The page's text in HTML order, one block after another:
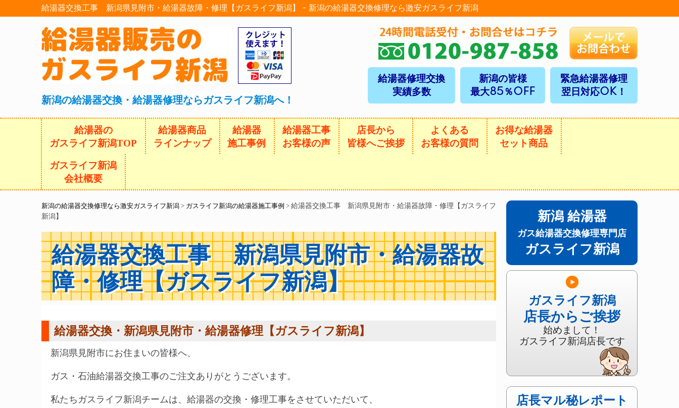
給湯器交換工事 新潟県見附市・給湯器故障・修理【ガスライフ新潟】 - 新潟の給湯器交換修理なら激安ガスライフ新潟
新潟の給湯器交換・給湯器修理ならガスライフ新潟へ！
緊急給湯器修理
翌日対応OK！
新潟の皆様
最大85％OFF
給湯器修理交換
実績多数
給湯器の
ガスライフ新潟TOP
給湯器商品
ラインナップ
給湯器
施工事例
給湯器工事
お客様の声
店長から
皆様へご挨拶
よくある
お客様の質問
お得な給湯器
セット商品
ガスライフ新潟
会社概要
新潟の給湯器交換修理なら激安ガスライフ新潟 > ガスライフ新潟の給湯器施工事例 > 給湯器交換工事 新潟県見附市・給湯器故障・修理【ガスライフ
新潟】
給湯器交換工事 新潟県見附市・給湯器故
障・修理【ガスライフ新潟】
給湯器交換・新潟県見附市・給湯器修理【ガスライフ新潟】
新潟県見附市にお住まいの皆様へ、
ガス・石油給湯器交換工事のご注文ありがとうございます。
私たちガスライフ新潟チームは、給湯器の交換・修理工事をさせていただいて、
新潟 給湯器
ガス給湯器交換修理専門店
ガスライフ新潟
ガスライフ新潟
店長からご挨拶
始めまして！
ガスライフ新潟店長です
店長マル秘レポート